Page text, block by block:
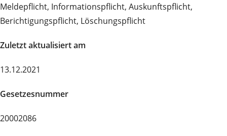
Meldepflicht, Informationspflicht, Auskunftspflicht,
Berichtigungspflicht, Löschungspflicht
Zuletzt aktualisiert am
13.12.2021
Gesetzesnummer
20002086